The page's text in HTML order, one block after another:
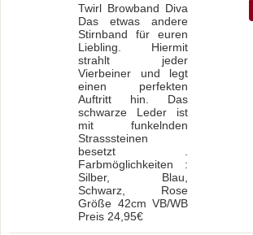
Twirl Browband Diva
Das etwas andere
Stirnband für euren
Liebling. Hiermit
strahlt jeder
Vierbeiner und legt
einen perfekten
Auftritt hin. Das
schwarze Leder ist
mit funkelnden
Strasssteinen
besetzt .
Farbmöglichkeiten :
Silber, Blau,
Schwarz, Rose
Größe 42cm VB/WB
Preis 24,95€